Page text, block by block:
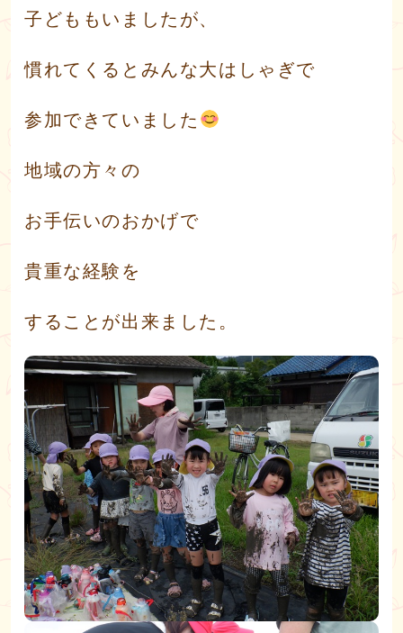
子どももいましたが、
慣れてくるとみんな大はしゃぎで
参加できていました
地域の方々の
お手伝いのおかげで
貴重な経験を
することが出来ました。